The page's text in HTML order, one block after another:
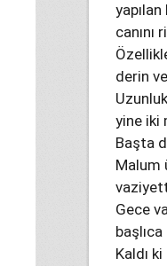
canını
derin
yine iki
Başta
Malum
Gece
Kaldı